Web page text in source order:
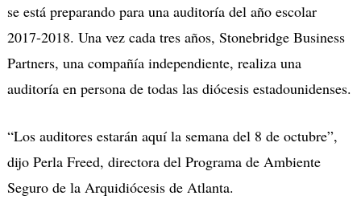
se está preparando para una auditoría del año escolar
2017-2018. Una vez cada tres años, Stonebridge Business
Partners, una compañía independiente, realiza una
auditoría en persona de todas las diócesis estadounidenses.
“Los auditores estarán aquí la semana del 8 de octubre”,
dijo Perla Freed, directora del Programa de Ambiente
Seguro de la Arquidiócesis de Atlanta.